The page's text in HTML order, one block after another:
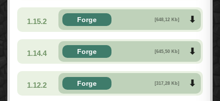
1.15.2 Forge [648,12 Kb]
1.14.4 Forge [645,50 Kb]
1.12.2 Forge [317,28 Kb]